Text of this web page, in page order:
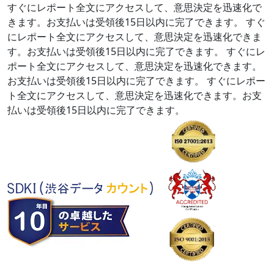
すぐにレポート全文にアクセスして、意思決定を迅速化で
きます。お支払いは受領後15日以内に完了できます。
すぐ
にレポート全文にアクセスして、意思決定を迅速化できま
す。お支払いは受領後15日以内に完了できます。
すぐにレ
ポート全文にアクセスして、意思決定を迅速化できます。
お支払いは受領後15日以内に完了できます。
すぐにレポー
ト全文にアクセスして、意思決定を迅速化できます。お支
払いは受領後15日以内に完了できます。